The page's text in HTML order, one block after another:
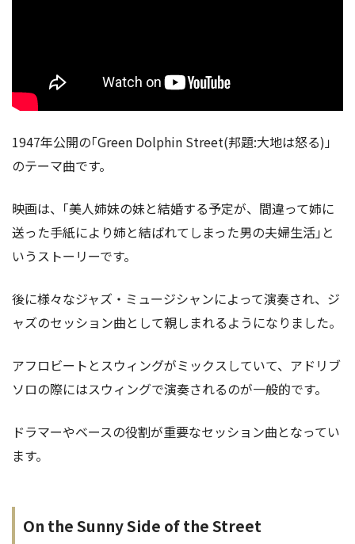
1947年公開の｢Green Dolphin Street(邦題:大地は怒る)」
のテーマ曲です。
映画は、｢美人姉妹の妹と結婚する予定が、間違って姉に
送った手紙により姉と結ばれてしまった男の夫婦生活｣と
いうストーリーです。
後に様々なジャズ・ミュージシャンによって演奏され、ジ
ャズのセッション曲として親しまれるようになりました。
アフロビートとスウィングがミックスしていて、アドリブ
ソロの際にはスウィングで演奏されるのが一般的です。
ドラマーやベースの役割が重要なセッション曲となってい
ます。
On the Sunny Side of the Street